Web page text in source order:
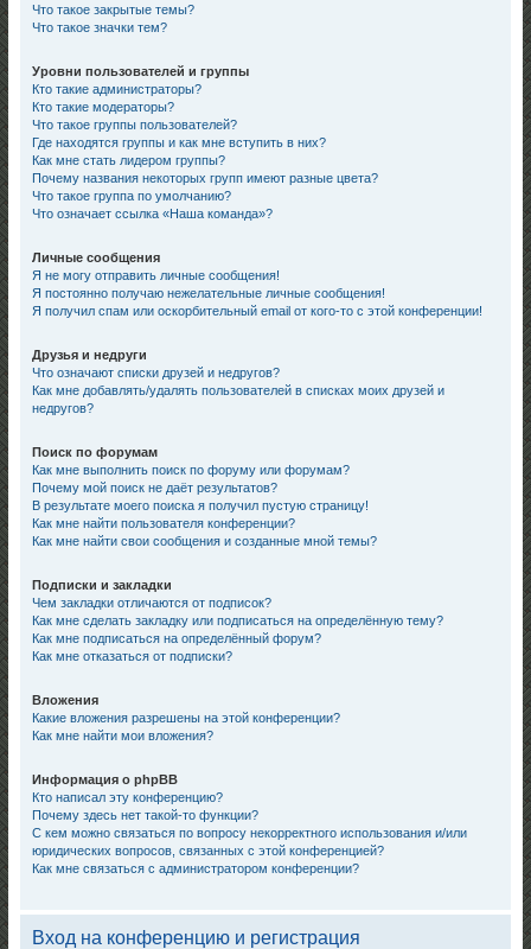
Что такое закрытые темы?
Что такое значки тем?
Уровни пользователей и группы
Кто такие администраторы?
Кто такие модераторы?
Что такое группы пользователей?
Где находятся группы и как мне вступить в них?
Как мне стать лидером группы?
Почему названия некоторых групп имеют разные цвета?
Что такое группа по умолчанию?
Что означает ссылка «Наша команда»?
Личные сообщения
Я не могу отправить личные сообщения!
Я постоянно получаю нежелательные личные сообщения!
Я получил спам или оскорбительный email от кого-то с этой конференции!
Друзья и недруги
Что означают списки друзей и недругов?
Как мне добавлять/удалять пользователей в списках моих друзей и
недругов?
Поиск по форумам
Как мне выполнить поиск по форуму или форумам?
Почему мой поиск не даёт результатов?
В результате моего поиска я получил пустую страницу!
Как мне найти пользователя конференции?
Как мне найти свои сообщения и созданные мной темы?
Подписки и закладки
Чем закладки отличаются от подписок?
Как мне сделать закладку или подписаться на определённую тему?
Как мне подписаться на определённый форум?
Как мне отказаться от подписки?
Вложения
Какие вложения разрешены на этой конференции?
Как мне найти мои вложения?
Информация о phpBB
Кто написал эту конференцию?
Почему здесь нет такой-то функции?
С кем можно связаться по вопросу некорректного использования и/или
юридических вопросов, связанных с этой конференцией?
Как мне связаться с администратором конференции?
Вход на конференцию и регистрация